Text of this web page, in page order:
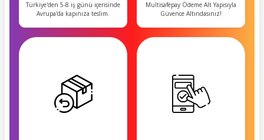
Türkiye'den 5-8 iş günü içerisinde
Avrupa'da kapınıza teslim.
Multisafepay Ödeme Alt Yapısıyla
Güvence Altındasınız!